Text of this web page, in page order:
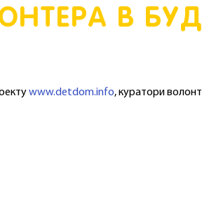
В
www.detdom.info, куратори